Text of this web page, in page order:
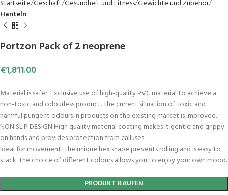
Startseite Geschäft Gesundheit und Fitness Gewichte und Zubehör
Hanteln
Portzon Pack of 2 neoprene
€1,811.00
Material is safer: Exclusive use of high-quality PVC material to achieve a
non-toxic and odourless product. The current situation of toxic and
harmful pungent odours in products on the existing market is improved.
NON SLIP DESIGN High quality material coating makes it gentle and grippy
on hands and provides protection from calluses.
Ideal for movement: The unique hex shape prevents rolling and is easy to
stack. The choice of different colours allows you to enjoy your own mood.
PRODUKT KAUFEN